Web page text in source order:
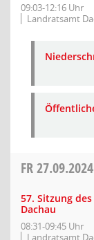
09:03-12:16 Uhr
Landratsamt
FR27.09.2024
57. Sitzung
Dachau
08:31-09:45 Uhr
Landratsamt